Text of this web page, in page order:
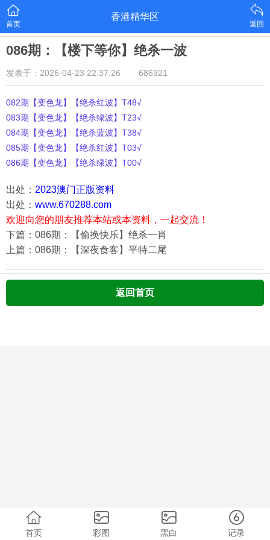
首页
香港精华区
返回
086期：【楼下等你】绝杀一波
发表于：2026-04-23 22:37:26 686921
082期【变色龙】【绝杀红波】T48√
083期【变色龙】【绝杀绿波】T23√
084期【变色龙】【绝杀蓝波】T38√
085期【变色龙】【绝杀红波】T03√
086期【变色龙】【绝杀绿波】T00√
出处： 2023澳门正版资料
出处： www.670288.com
欢迎向您的朋友推荐本站或本资料，一起交流！
下篇：086期：【偷换快乐】绝杀一肖
上篇：086期：【深夜食客】平特二尾
返回首页
首页 彩图 黑白 记录